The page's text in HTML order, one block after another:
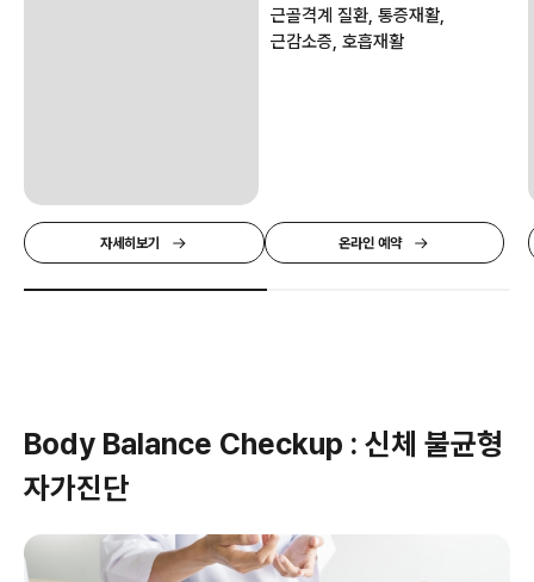
근골격계 질환, 통증재활,
근감소증, 호흡재활
자세히보기 온라인 예약
Body Balance Checkup : 신체 불균형
자가진단